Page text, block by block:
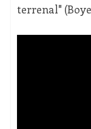
terrenal"